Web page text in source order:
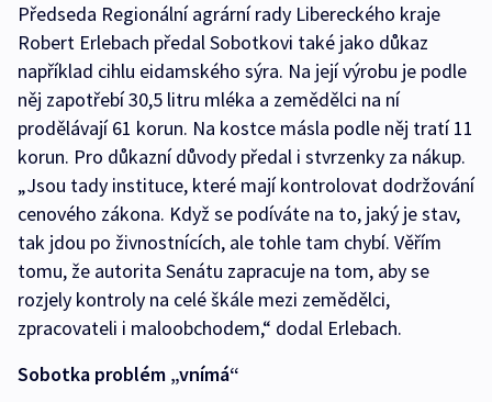
Předseda Regionální agrární rady Libereckého kraje
Robert Erlebach předal Sobotkovi také jako důkaz
například cihlu eidamského sýra. Na její výrobu je podle
něj zapotřebí 30,5 litru mléka a zemědělci na ní
prodělávají 61 korun. Na kostce másla podle něj tratí 11
korun. Pro důkazní důvody předal i stvrzenky za nákup.
„Jsou tady instituce, které mají kontrolovat dodržování
cenového zákona. Když se podíváte na to, jaký je stav,
tak jdou po živnostnících, ale tohle tam chybí. Věřím
tomu, že autorita Senátu zapracuje na tom, aby se
rozjely kontroly na celé škále mezi zemědělci,
zpracovateli i maloobchodem,“ dodal Erlebach.
Sobotka problém „vnímá“